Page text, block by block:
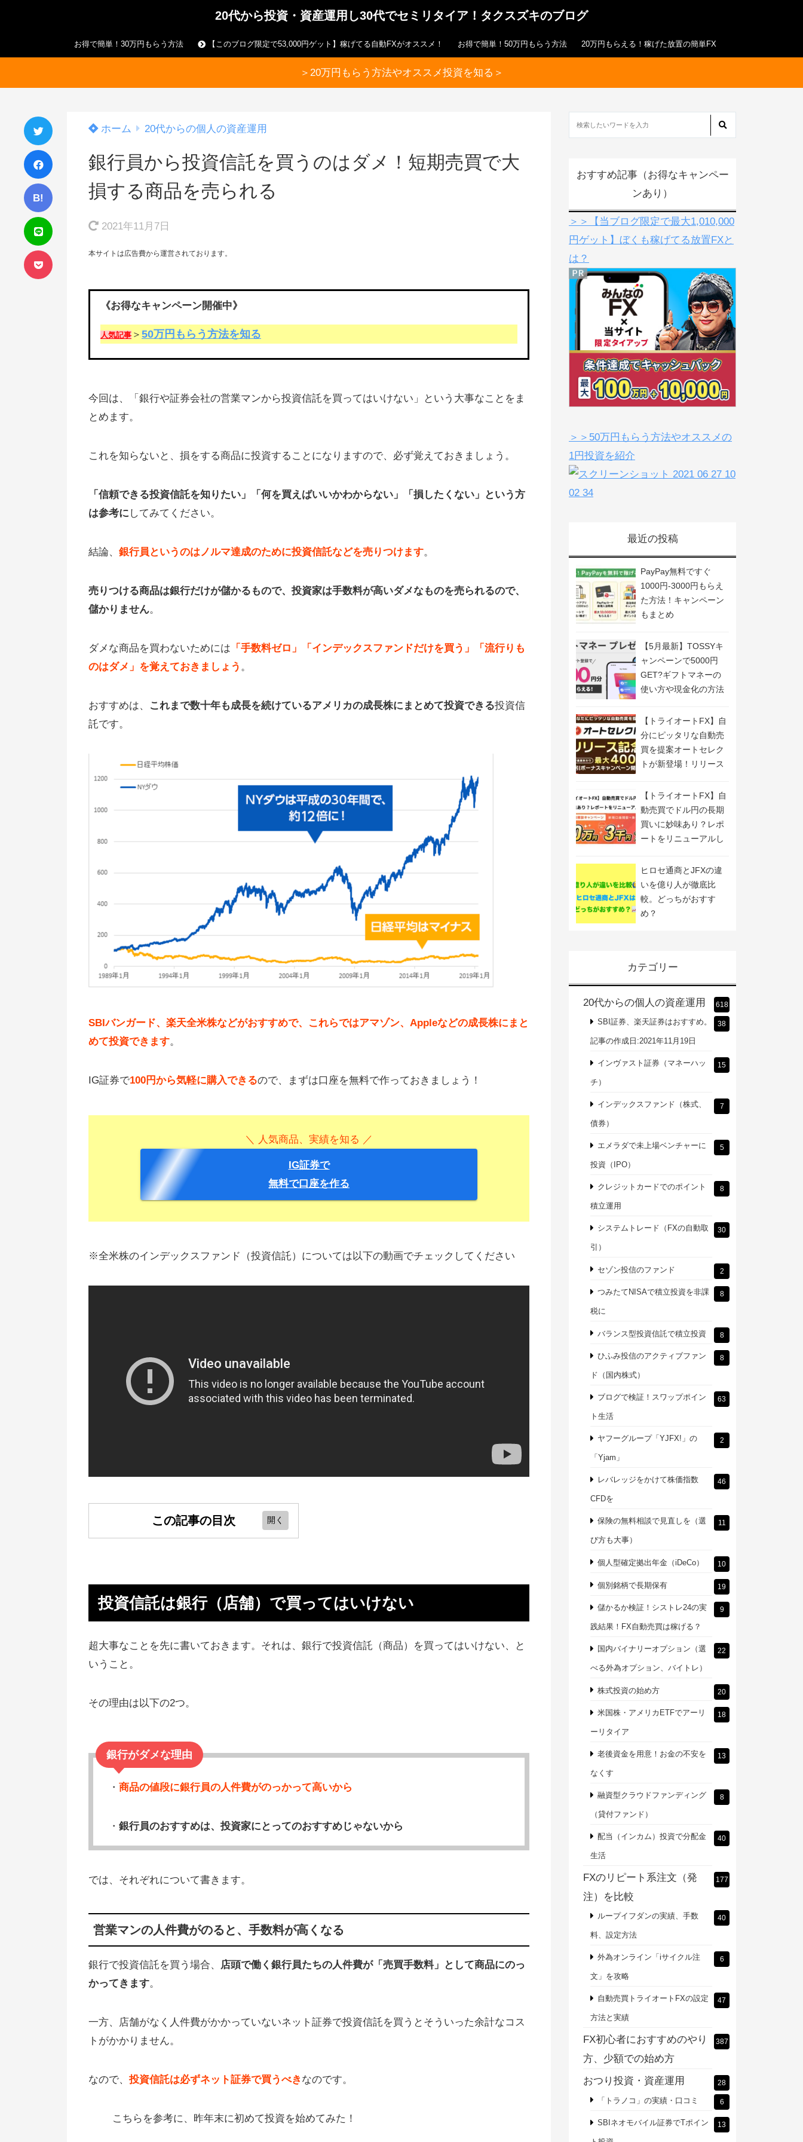
20代から投資・資産運用し30代でセミリタイア！タクスズキのブログ
お得で簡単！30万円もらう方法 【このブログ限定で53,000円ゲット】稼げてる自動FXがオススメ！ お得で簡単！50万円もらう方法 20万円もらえる！稼げた放置の簡単FX
＞20万円もらう方法やオススメ投資を知る＞
B!
ホーム 20代からの個人の資産運用
銀行員から投資信託を買うのはダメ！短期売買で大
損する商品を売られる
2021年11月7日
本サイトは広告費から運営されております。
《お得なキャンペーン開催中》
人気記事 ＞ 50万円もらう方法を知る
今回は、「銀行や証券会社の営業マンから投資信託を買ってはいけない」という大事なことをま
とめます。
これを知らないと、損をする商品に投資することになりますので、必ず覚えておきましょう。
「信頼できる投資信託を知りたい」「何を買えばいいかわからない」「損したくない」という方
は参考に してみてください。
結論、 銀行員というのはノルマ達成のために投資信託などを売りつけます。
売りつける商品は銀行だけが儲かるもので、投資家は手数料が高いダメなものを売られるので、
儲かりません。
ダメな商品を買わないためには 「手数料ゼロ」「インデックスファンドだけを買う」「流行りも
のはダメ」を覚えておきましょう 。
おすすめは、 これまで数十年も成長を続けているアメリカの成長株にまとめて投資できる投資信
託です。
SBIバンガード、楽天全米株などがおすすめで、これらではアマゾン、Appleなどの成長株にまと
めて投資できます。
IG証券で100円から気軽に購入できるので、まずは口座を無料で作っておきましょう！
＼ 人気商品、実績を知る ／
IG証券で
無料で口座を作る
※全米株のインデックスファンド（投資信託）については以下の動画でチェックしてください
この記事の目次
損する人は営業マンの言う通りに投
お金のプロ曰く「営業マンには警戒
した方がいい」
はいけない
るロングセラー商品がランキング上
位に
営業マンの言葉とランキングを信用
得した人はネット証券から買ってい
る
資信託を買うと損する
投資信託は銀行（店舗）で買ってはいけない
超大事なことを先に書いておきます。それは、銀行で投資信託（商品）を買ってはいけない、と
いうこと。
その理由は以下の2つ。
銀行がダメな理由
・ 商品の値段に銀行員の人件費がのっかって高いから
・ 銀行員のおすすめは、投資家にとってのおすすめじゃないから
では、それぞれについて書きます。
営業マンの人件費がのると、手数料が高くなる
銀行で投資信託を買う場合、 店頭で働く銀行員たちの人件費が「売買手数料」として商品にのっ
かってきます。
一方、店舗がなく人件費がかかっていないネット証券で投資信託を買うとそういった余計なコス
トがかかりません。
なので、 投資信託は必ずネット証券で買うべき なのです。
こちらを参考に、昨年末に初めて投資を始めてみた！
おすすめ記事（お得なキャンペー
ンあり）
＞＞【当ブログ限定で最大1,010,000
円ゲット】ぼくも稼げてる放置FXと
は？
＞＞50万円もらう方法やオススメの
1円投資を紹介
最近の投稿
PayPay無料ですぐ
1000円-3000円もらえ
た方法！キャンペーン
もまとめ
【5月最新】TOSSYキ
ャンペーンで5000円
GET?ギフトマネーの
使い方や現金化の方法
【トライオートFX】自
分にピッタリな自動売
買を提案オートセレク
トが新登場！リリース
催！
【トライオートFX】自
動売買でドル円の長期
買いに妙味あり？レポ
ートをリニューアルし
ヒロセ通商とJFXの違
いを億り人が徹底比
較。どっちがおすす
め？
カテゴリー
20代からの個人の資産運用 618
SBI証券、楽天証券はおすすめ。
記事の作成日:2021年11月19日
38
インヴァスト証券（マネーハッ
チ）
15
インデックスファンド（株式、
債券）
7
エメラダで未上場ベンチャーに
投資（IPO）
5
クレジットカードでのポイント
積立運用
8
システムトレード（FXの自動取
引）
30
セゾン投信のファンド 2
つみたてNISAで積立投資を非課
税に
8
バランス型投資信託で積立投資 8
ひふみ投信のアクティブファン
ド（国内株式）
8
ブログで検証！スワップポイン
ト生活
63
ヤフーグループ「YJFX!」の
「Yjam」
2
レバレッジをかけて株価指数
CFDを
46
保険の無料相談で見直しを（選
び方も大事）
11
個人型確定拠出年金（iDeCo） 10
個別銘柄で長期保有 19
儲かるか検証！シストレ24の実
践結果！FX自動売買は稼げる？
9
国内バイナリーオプション（選
べる外為オプション、バイトレ）
22
株式投資の始め方 20
米国株・アメリカETFでアーリ
ーリタイア
18
老後資金を用意！お金の不安を
なくす
13
融資型クラウドファンディング
（貸付ファンド）
8
配当（インカム）投資で分配金
生活
40
FXのリピート系注文（発
注）を比較
177
ループイフダンの実績、手数
料、設定方法
40
外為オンライン「iサイクル注
文」を攻略
6
自動売買トライオートFXの設定
方法と実績
47
FX初心者におすすめのやり
方、少額での始め方
387
おつり投資・資産運用 28
「トラノコ」の実績・口コミ 6
SBIネオモバイル証券でTポイン 13